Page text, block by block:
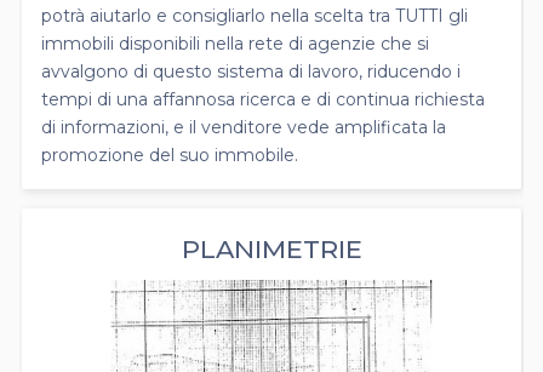
potrà aiutarlo e consigliarlo nella scelta tra TUTTI gli
immobili disponibili nella rete di agenzie che si
avvalgono di questo sistema di lavoro, riducendo i
tempi di una affannosa ricerca e di continua richiesta
di informazioni, e il venditore vede amplificata la
promozione del suo immobile.
PLANIMETRIE